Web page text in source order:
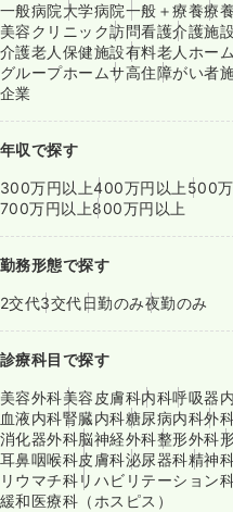
一般病院大学病院一般＋療養療
美容クリニック訪問看護介護施
介護老人保健施設有料老人ホー
グループホームサ高住障がい者
企業
年収で探す
300万円以上400万円以上 500
700万円以上800万円以上
勤務形態で探す
2交代3交代日勤のみ夜勤のみ
診療科目で探す
美容外科美容皮膚科内科呼吸器
血液内科腎臓内科糖尿病内科外
消化器外科脳神経外科整形外科
耳鼻咽喉科皮膚科泌尿器科精神
リウマチ科リハビリテーション
緩和医療科（ホスピス）